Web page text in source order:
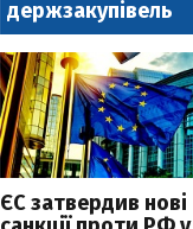
держзакупівель
ЄС затвердив нові